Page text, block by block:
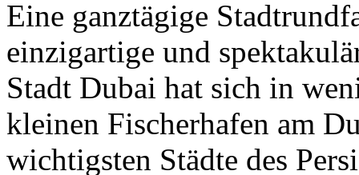
Eine ganztägige
einzigartige und
Stadt Dubai hat sich in
kleinen Fischerhafen am
wichtigsten Städte des